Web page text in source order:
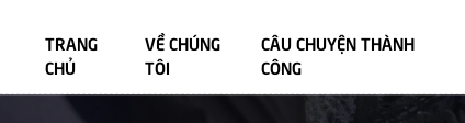
TRANG
CHỦ
VỀ CHÚNG
TÔI
CÂU CHUYỆN THÀNH
CÔNG